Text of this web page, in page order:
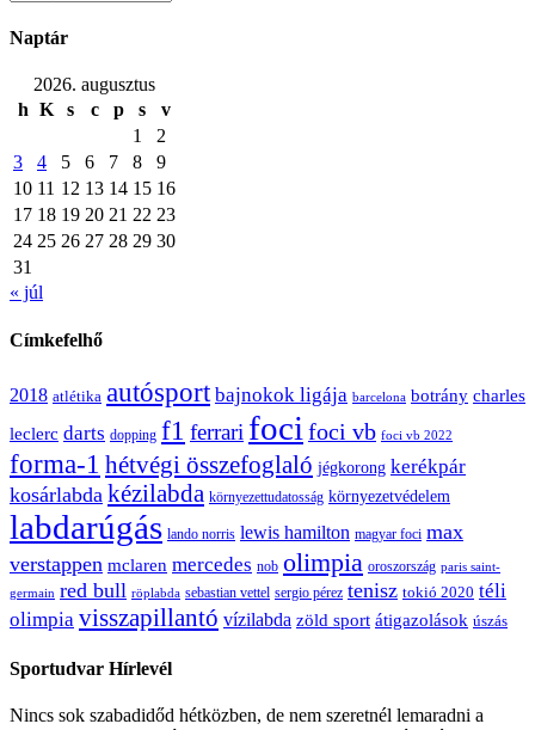
Naptár
2026. augusztus
h K s c p s
v
1
2
3
4 5 6 7 8
9
10 11 12 13 14 15 16
17 18 19 20 21 22 23
24 25 26 27 28 29 30
31
« júl
Címkefelhő
2018 atlétika autósport bajnokok ligája barcelona botrány charles
leclerc darts dopping f1 ferrari foci foci vb foci vb 2022
forma-1 hétvégi összefoglaló jégkorong kerékpár
kosárlabda kézilabda környezettudatosság környezetvédelem
labdarúgás lando norris lewis hamilton magyar foci max
verstappen mclaren mercedes nob olimpia oroszország paris saint-
germain red bull röplabda sebastian vettel sergio pérez tenisz tokió 2020 téli
olimpia visszapillantó vízilabda zöld sport átigazolások úszás
Sportudvar Hírlevél
Nincs sok szabadidőd hétközben, de nem szeretnél lemaradni a